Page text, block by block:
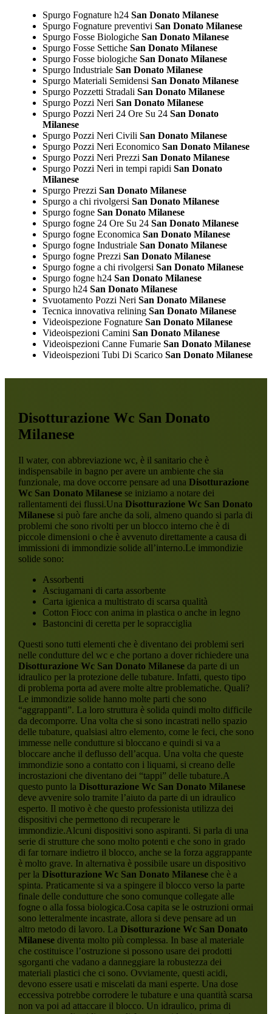
Spurgo Fognature h24San Donato Milanese
Spurgo Fognature preventivi San Donato Milanese
Spurgo Fosse BiologicheSan Donato Milanese
Spurgo Fosse SetticheSan Donato Milanese
Spurgo Fosse biologicheSan Donato Milanese
Spurgo IndustrialeSan Donato Milanese
Spurgo Materiali Semidensi San Donato Milanese
Spurgo Pozzetti Stradali San Donato Milanese
Spurgo Pozzi Neri San Donato Milanese
Spurgo Pozzi Neri 24 Ore Su 24San Donato
Milanese
Spurgo Pozzi Neri Civili San Donato Milanese
Spurgo Pozzi Neri EconomicoSan Donato Milanese
Spurgo Pozzi Neri Prezzi San Donato Milanese
Spurgo Pozzi Neri in tempi rapidi San Donato
Milanese
Spurgo Prezzi San Donato Milanese
Spurgo a chi rivolgersi San Donato Milanese
Spurgo fogneSan Donato Milanese
Spurgo fogne 24 Ore Su 24San Donato Milanese
Spurgo fogne Economica San Donato Milanese
Spurgo fogne IndustrialeSan Donato Milanese
Spurgo fogne Prezzi San Donato Milanese
Spurgo fogne a chi rivolgersi San Donato Milanese
Spurgo fogne h24San Donato Milanese
Spurgo h24San Donato Milanese
Svuotamento Pozzi Neri San Donato Milanese
Tecnica innovativa reliningSan Donato Milanese
Videoispezione FognatureSan Donato Milanese
Videoispezioni Camini San Donato Milanese
Videoispezioni Canne FumarieSan Donato Milanese
Videoispezioni Tubi Di ScaricoSan Donato Milanese
Disotturazione Wc San Donato
Milanese
Il water, con abbreviazione wc, è il sanitario che è
indispensabile in bagno per avere un ambiente che sia
funzionale, ma dove occorre pensare ad una Disotturazione
Wc San Donato Milanesese iniziamo a notare dei
rallentamenti dei flussi.Una Disotturazione Wc San Donato
Milanesesi può fare anche da soli, almeno quando si parla di
problemi che sono rivolti per un blocco interno che è di
piccole dimensioni o che è avvenuto direttamente a causa di
immissioni di immondizie solide all’interno.Le immondizie
solide sono:
Assorbenti
Asciugamani di carta assorbente
Carta igienica a multistrato di scarsa qualità
Cotton Fiocc con anima in plastica o anche in legno
Bastoncini di ceretta per le sopracciglia
Questi sono tutti elementi che è diventano dei problemi seri
nelle condutture del wc e che portano a dover richiedere una
Disotturazione Wc San Donato Milaneseda parte di un
idraulico per la protezione delle tubature. Infatti, questo tipo
di problema porta ad avere molte altre problematiche. Quali?
Le immondizie solide hanno molte parti che sono
“aggrappanti”. La loro struttura è solida quindi molto difficile
da decomporre. Una volta che si sono incastrati nello spazio
delle tubature, qualsiasi altro elemento, come le feci, che sono
immesse nelle condutture si bloccano e quindi si va a
bloccare anche il deflusso dell’acqua. Una volta che queste
immondizie sono a contatto con i liquami, si creano delle
incrostazioni che diventano dei “tappi” delle tubature.A
questo punto la Disotturazione Wc San Donato Milanese
deve avvenire solo tramite l’aiuto da parte di un idraulico
esperto. Il motivo è che questo professionista utilizza dei
dispositivi che permettono di recuperare le
immondizie.Alcuni dispositivi sono aspiranti. Si parla di una
serie di strutture che sono molto potenti e che sono in grado
di far tornare indietro il blocco, anche se la forza aggrappante
è molto grave. In alternativa è possibile usare un dispositivo
per la Disotturazione Wc San Donato Milaneseche è a
spinta. Praticamente si va a spingere il blocco verso la parte
finale delle condutture che sono comunque collegate alle
fogne o alla fossa biologica.Cosa capita se le ostruzioni ormai
sono letteralmente incastrate, allora si deve pensare ad un
altro metodo di lavoro. La Disotturazione Wc San Donato
Milanesediventa molto più complessa. In base al materiale
che costituisce l’ostruzione si possono usare dei prodotti
sgorganti che vadano a danneggiare la robustezza dei
materiali plastici che ci sono. Ovviamente, questi acidi,
devono essere usati e miscelati da mani esperte. Una dose
eccessiva potrebbe corrodere le tubature e una quantità scarsa
non va poi ad attaccare il blocco. Un idraulico, prima di